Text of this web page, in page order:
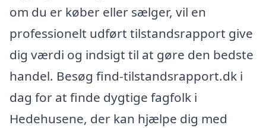
om du er køber eller sælger, vil en
professionelt udført tilstandsrapport give
dig værdi og indsigt til at gøre den bedste
handel. Besøg find-tilstandsrapport.dk i
dag for at finde dygtige fagfolk i
Hedehusene, der kan hjælpe dig med